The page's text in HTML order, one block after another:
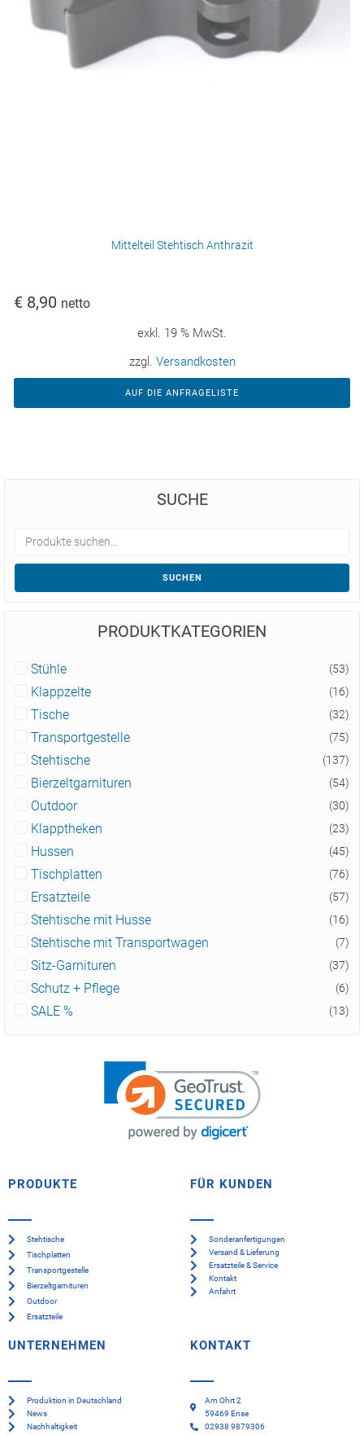
Mittelteil Stehtisch Anthrazit
€ 8,90 netto
exkl. 19 % MwSt.
zzgl. Versandkosten
AUF DIE ANFRAGELISTE
SUCHE
SUCHEN
PRODUKTKATEGORIEN
Stühle (53)
Klappzelte (16)
Tische (32)
Transportgestelle (75)
Stehtische (137)
Bierzeltgarnituren (54)
Outdoor (30)
Klapptheken (23)
Hussen (45)
Tischplatten (76)
Ersatzteile (57)
Stehtische mit Husse (16)
Stehtische mit Transportwagen (7)
Sitz-Garnituren (37)
Schutz + Pflege (6)
SALE % (13)
PRODUKTE
Stehtische
Tischplatten
Transportgestelle
Bierzeltgarnituren
Outdoor
Ersatzteile
FÜR KUNDEN
Sonderanfertigungen
Versand & Lieferung
Ersatzteile & Service
Kontakt
Anfahrt
UNTERNEHMEN
Produktion in Deutschland
News
Nachhaltigkeit
KONTAKT
Am Ohrt 2
59469 Ense
02938 9879306